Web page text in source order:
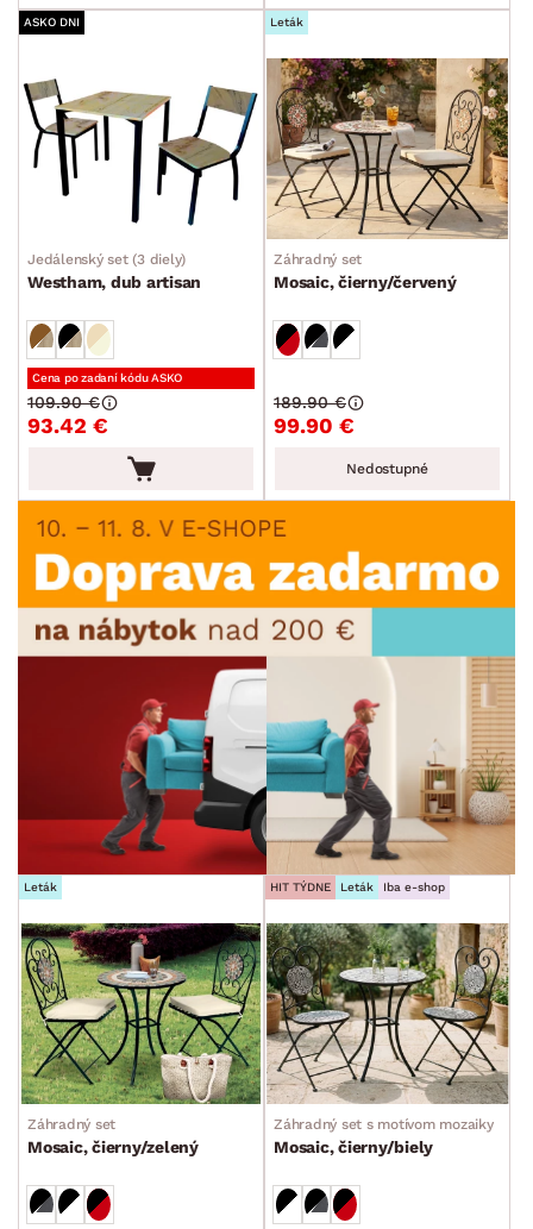
ASKO DNI
Jedálenský set (3 diely)
Westham, dub artisan
Cena po zadaní kódu ASKO
93.42 €
109.90 €
Leták
Záhradný set
Mosaic, čierny/červený
99.90 €
189.90 €
Nedostupné
Leták
Záhradný set
Mosaic, čierny/zelený
HIT TÝDNE Leták Iba e-shop
Záhradný set s motívom mozaiky
Mosaic, čierny/biely